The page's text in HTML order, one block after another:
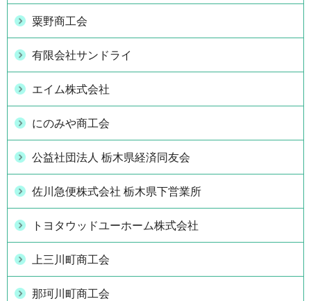
粟野商工会
有限会社サンドライ
エイム株式会社
にのみや商工会
公益社団法人 栃木県経済同友会
佐川急便株式会社 栃木県下営業所
トヨタウッドユーホーム株式会社
上三川町商工会
那珂川町商工会